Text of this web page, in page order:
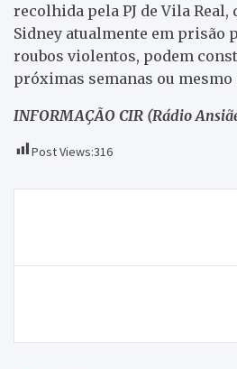
recolhida pela PJ de Vila Real,
Sidney atualmente em prisão
roubos violentos, podem
próximas semanas ou mesmo
INFORMAÇÃO CIR (Rádio
Post Views:316
artigos